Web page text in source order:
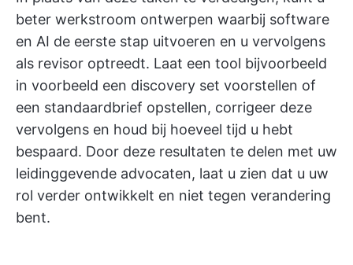
beter werkstroom ontwerpen waarbij software
en AI de eerste stap uitvoeren en u vervolgens
als revisor optreedt. Laat een tool bijvoorbeeld
in voorbeeld een discovery set voorstellen of
een standaardbrief opstellen, corrigeer deze
vervolgens en houd bij hoeveel tijd u hebt
bespaard. Door deze resultaten te delen met uw
leidinggevende advocaten, laat u zien dat u uw
rol verder ontwikkelt en niet tegen verandering
bent.